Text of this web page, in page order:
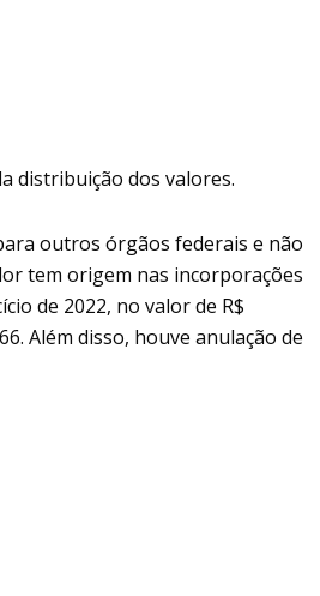
distribuição dos valores.
outros órgãos federais e não
tem origem nas incorporações
de 2022, no valor de R$
Além disso, houve anulação de